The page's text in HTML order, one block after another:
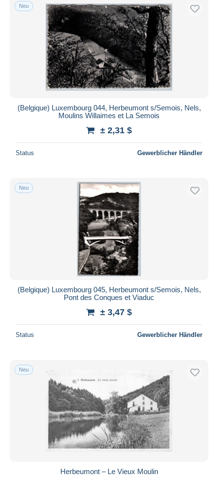
Neu
(Belgique) Luxembourg 044, Herbeumont s/Semois, Nels,
Moulins Willaimes et La Semois
± 2,31 $
Status Gewerblicher Händler
Neu
(Belgique) Luxembourg 045, Herbeumont s/Semois, Nels,
Pont des Conques et Viaduc
± 3,47 $
Status Gewerblicher Händler
Neu
Herbeumont – Le Vieux Moulin